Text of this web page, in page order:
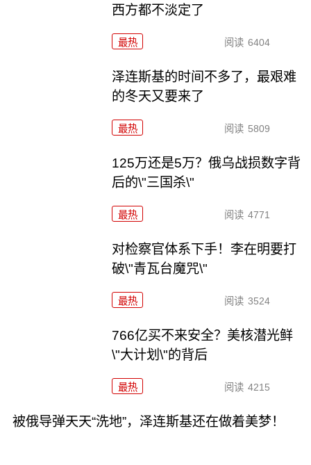
西方都不淡定了
最热 阅读 6404
泽连斯基的时间不多了，最艰难
的冬天又要来了
最热 阅读 5809
125万还是5万？俄乌战损数字背
后的\"三国杀\"
最热 阅读 4771
对检察官体系下手！李在明要打
破\"青瓦台魔咒\"
最热 阅读 3524
766亿买不来安全？美核潜光鲜
\"大计划\"的背后
最热 阅读 4215
被俄导弹天天“洗地”，泽连斯基还在做着美梦！